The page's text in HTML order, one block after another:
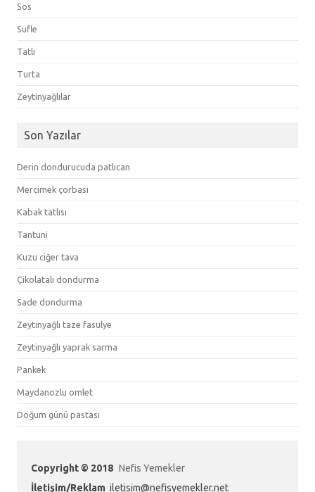
Sos
Sufle
Tatlı
Turta
Zeytinyağlılar
Son Yazılar
Derin dondurucuda patlıcan
Mercimek çorbası
Kabak tatlısı
Tantuni
Kuzu ciğer tava
Çikolatalı dondurma
Sade dondurma
Zeytinyağlı taze fasulye
Zeytinyağlı yaprak sarma
Pankek
Maydanozlu omlet
Doğum günü pastası
Copyright © 2018 Nefis Yemekler
İletişim/Reklam iletisim@nefisyemekler.net